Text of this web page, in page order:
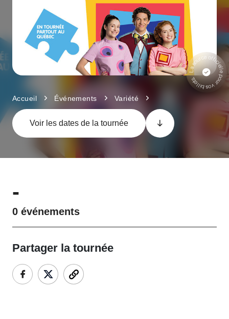
Accueil Événements Variété
Voir les dates de la tournée
-
0 événements
Partager la tournée